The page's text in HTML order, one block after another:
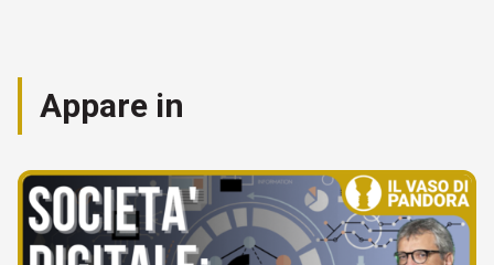
Appare in